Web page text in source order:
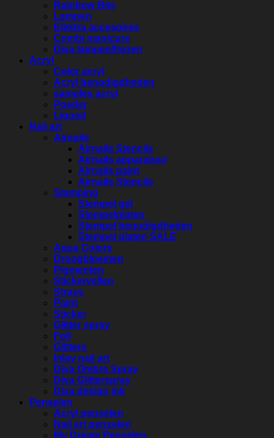
Rainbow Bits
Lampen
Elektra accesoires
Combi manicure
Diva lampen/frezen
Acryl
Color acryl
Acryl benodigdheden
samples acryl
Poeder
Liqued
Nail art
Airnails
Airnails Stencils
Airnails apparatuur
Airnails paint
Airnails Stencils
Stamping
Stempel gel
Stempelplaten
Stempel benodigdheden
Stempel platen SALE
Aqua Colors
Droogbloemen
Pigmenten
Stickervellen
Strass
Paint
Sticker
Glitter spray
Foil
Glitters
Inlay nail art
Diva Ombre Spray
Diva Glitterspray
Diva design ink
Penselen
Acryl penselen
Nail art penselen
My Dream Penselen